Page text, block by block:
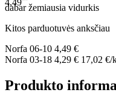
dabaržemiausia vidurkis
Kitos parduotuvės anksčiau
Norfa 06-10 4,49 €
Norfa 03-18 4,29 € 17,02 €/
Produkto